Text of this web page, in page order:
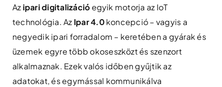
Az ipari digitalizáció egyik motorja az IoT
technológia. Az Ipar 4.0koncepció – vagyis a
negyedik ipari forradalom – keretében a gyárak és
üzemek egyre több okoseszközt és szenzort
alkalmaznak. Ezek valós időben gyűjtik az
adatokat, és egymással kommunikálva